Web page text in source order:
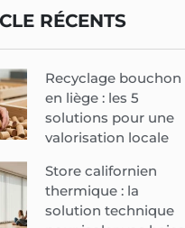
RÉCENTS
Recyclage bouchon
en liège : les 5
solutions pour une
valorisation locale
Store californien
thermique : la
solution technique